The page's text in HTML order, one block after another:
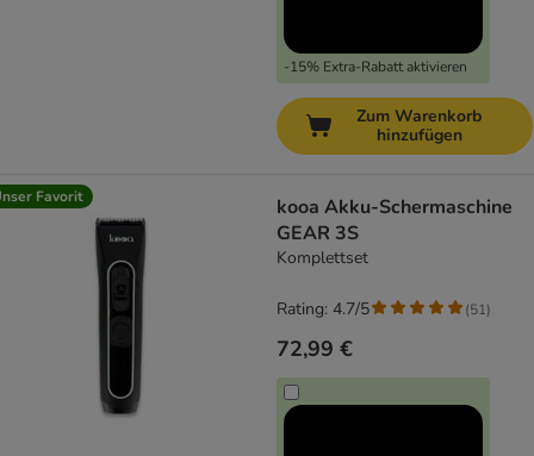
-15% Extra-Rabatt aktivieren
Zum Warenkorb
hinzufügen
Favorit
kooa Akku-Schermaschine
GEAR 3S
Komplettset
72,99 €
Rating: 4.7/5 (51)